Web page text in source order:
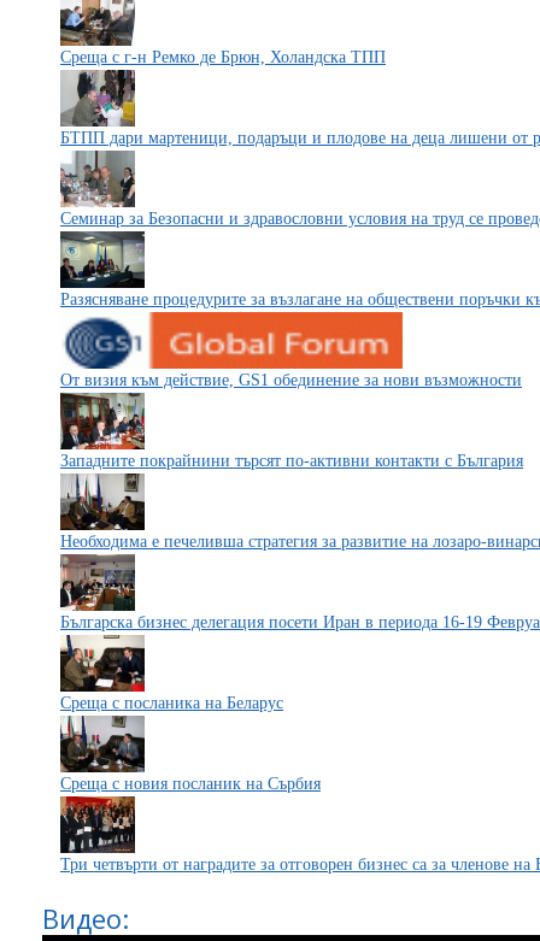
Среща с г-н Ремко де Брюн, Холандска ТПП
БТПП дари мартеници, подаръци и плодове на деца лишени от
Семинар за Безопасни и здравословни условия на труд се
Разясняване процедурите за възлагане на обществени поръчки
От визия към действие, GS1 обединение за нови възможности
Западните покрайнини търсят по-активни контакти с България
Необходима е печеливша стратегия за развитие на лозаро-
Българска бизнес делегация посети Иран в периода 16-19
Среща с посланика на Беларус
Среща с новия посланик на Сърбия
Три четвърти от наградите за отговорен бизнес са за членове
Видео: